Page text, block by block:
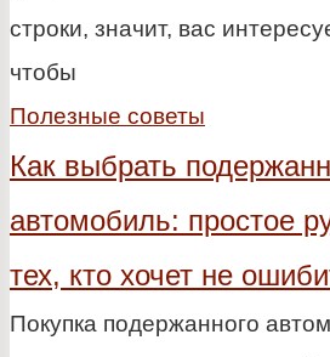
строки, значит, вас
чтобы
Полезные советы
Как выбрать
автомобиль: простое
тех, кто хочет не
Покупка подержанного